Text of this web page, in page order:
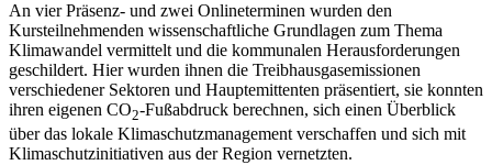
An vier Präsenz- und zwei Onlineterminen wurden den
Kursteilnehmenden wissenschaftliche Grundlagen zum Thema
Klimawandel vermittelt und die kommunalen Herausforderungen
geschildert. Hier wurden ihnen die Treibhausgasemissionen
verschiedener Sektoren und Hauptemittenten präsentiert, sie konnten
ihren eigenen CO2-Fußabdruck berechnen, sich einen Überblick
über das lokale Klimaschutzmanagement verschaffen und sich mit
Klimaschutzinitiativen aus der Region vernetzten.